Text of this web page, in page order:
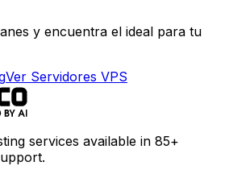
y encuentra el ideal para tu
Ver Servidores VPS
services available in 85+